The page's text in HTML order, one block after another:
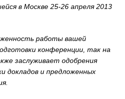
в Москве 25-26 апреля 2013
работы вашей
конференции, так на
заслуживает одобрения
докладов и предложенных